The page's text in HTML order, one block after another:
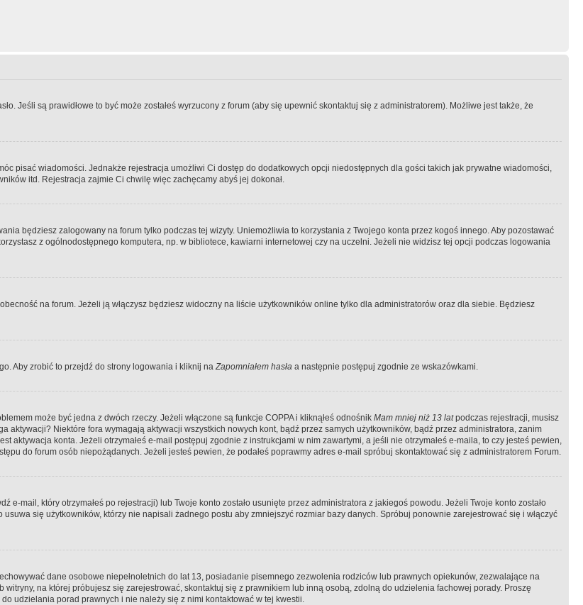
Jeśli są prawidłowe to być może zostałeś wyrzucony z forum (aby się upewnić skontaktuj się z administratorem). Możliwe jest także, że
pisać wiadomości. Jednakże rejestracja umożliwi Ci dostęp do dodatkowych opcji niedostępnych dla gości takich jak prywatne wiadomości,
itd. Rejestracja zajmie Ci chwilę więc zachęcamy abyś jej dokonał.
będziesz zalogowany na forum tylko podczas tej wizyty. Uniemożliwia to korzystania z Twojego konta przez kogoś innego. Aby pozostawać
z ogólnodostępnego komputera, np. w bibliotece, kawiarni internetowej czy na uczelni. Jeżeli nie widzisz tej opcji podczas logowania
na forum. Jeżeli ją włączysz będziesz widoczny na liście użytkowników online tylko dla administratorów oraz dla siebie. Będziesz
Aby zrobić to przejdź do strony logowania i kliknij naZapomniałem hasła a następnie postępuj zgodnie ze wskazówkami.
może być jedna z dwóch rzeczy. Jeżeli włączone są funkcje COPPA i kliknąłeś odnośnik Mam mniej niż 13 latpodczas rejestracji, musisz
aktywacji? Niektóre fora wymagają aktywacji wszystkich nowych kont, bądź przez samych użytkowników, bądź przez administratora, zanim
aktywacja konta. Jeżeli otrzymałeś e-mail postępuj zgodnie z instrukcjami w nim zawartymi, a jeśli nie otrzymałeś e-maila, to czy jesteś pewien,
do forum osób niepożądanych. Jeżeli jesteś pewien, że podałeś poprawmy adres e-mail spróbuj skontaktować się z administratorem Forum.
e-mail, który otrzymałeś po rejestracji) lub Twoje konto zostało usunięte przez administratora z jakiegoś powodu. Jeżeli Twoje konto zostało
się użytkowników, którzy nie napisali żadnego postu aby zmniejszyć rozmiar bazy danych. Spróbuj ponownie zarejestrować się i włączyć
dane osobowe niepełnoletnich do lat 13, posiadanie pisemnego zezwolenia rodziców lub prawnych opiekunów, zezwalające na
na której próbujesz się zarejestrować, skontaktuj się z prawnikiem lub inną osobą, zdolną do udzielenia fachowej porady. Proszę
udzielania porad prawnych i nie należy się z nimi kontaktować w tej kwestii.